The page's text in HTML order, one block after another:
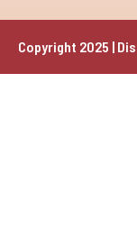
Copyright 2025 |